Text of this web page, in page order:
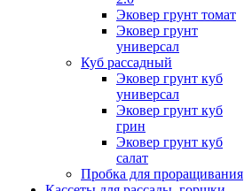
Эковер грунт томат
Эковер грунт
универсал
Куб рассадный
Эковер грунт куб
универсал
Эковер грунт куб
грин
Эковер грунт куб
салат
Пробка для проращивания